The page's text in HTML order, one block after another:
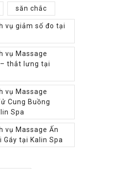
săn chắc
vụ giảm số đo tại
vụ Massage
thắt lưng tại
vụ Massage
Cung Buồng
Spa
vụ Massage Ấn
Gáy tại Kalin Spa